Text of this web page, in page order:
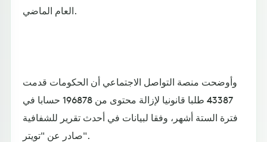
العام الماضي.
وأوضحت منصة التواصل الاجتماعي أن الحكومات قدمت
43387 طلبا قانونيا لإزالة محتوى من 196878 حسابا في
فترة الستة أشهر، وفقا لبيانات في أحدث تقرير للشفافية
صادر عن "تويتر".